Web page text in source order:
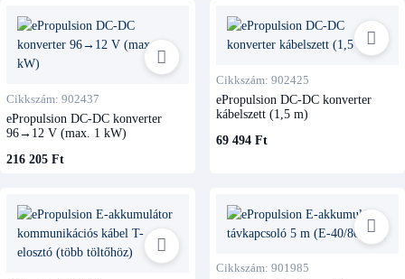
Cikkszám: 902437
ePropulsion DC-DC konverter
96→12 V (max. 1 kW)
216 205 Ft
Cikkszám: 902425
ePropulsion DC-DC konverter
kábelszett (1,5 m)
69 494 Ft
Cikkszám: 901985